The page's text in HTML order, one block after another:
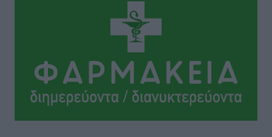
Σι Τζέι Χάρις: «Να πανηγυρίσουμε πολλές νίκες μαζί»
Αθλητικά • πριν 11 ώρες
Ροδήλιος: Ο απολογισμός από το Πανελλήνιο
Πρωτάθλημα Πίστας